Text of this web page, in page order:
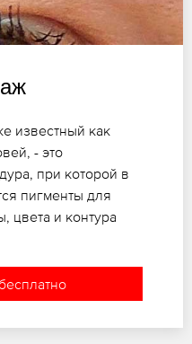
известный как
- это
при которой в
пигменты для
цвета и контура